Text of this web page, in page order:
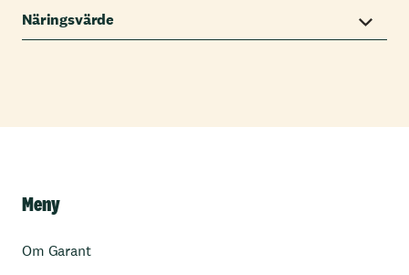
Näringsvärde
Meny
Om Garant